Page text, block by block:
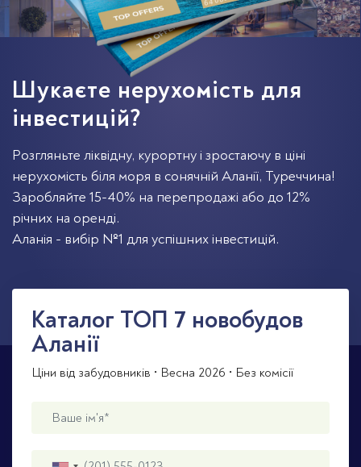
Шукаєте нерухомість для
інвестицій?
Розгляньте ліквідну, курортну і зростаючу в ціні
нерухомість біля моря в сонячній Аланії, Туреччина!
Заробляйте 15-40% на перепродажі або до 12%
річних на оренді.
Аланія - вибір №1 для успішних інвестицій.
Каталог TOП 7 новобудов
Аланії
Ціни від забудовників • Весна 2026 • Без комісії